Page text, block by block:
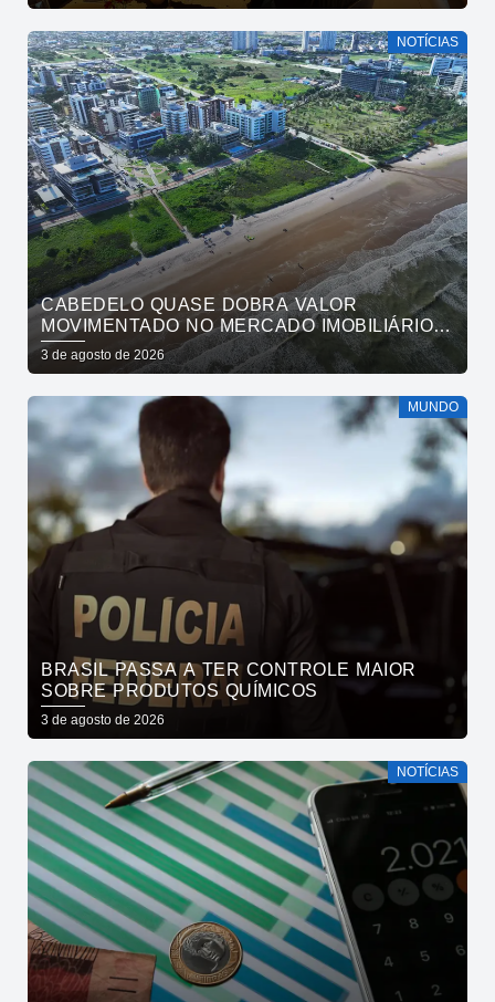
NOTÍCIAS
CABEDELO QUASE DOBRA VALOR
MOVIMENTADO NO MERCADO IMOBILIÁRIO
EM UM ANO
3 de agosto de 2026
MUNDO
BRASIL PASSA A TER CONTROLE MAIOR
SOBRE PRODUTOS QUÍMICOS
3 de agosto de 2026
NOTÍCIAS